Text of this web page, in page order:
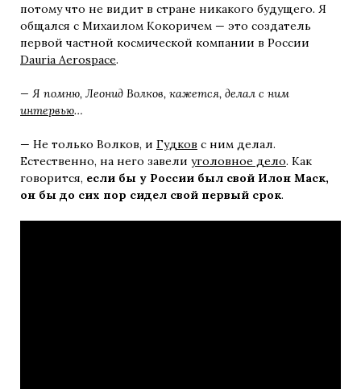
потому что не видит в стране никакого будущего. Я
общался с Михаилом Кокоричем — это создатель
первой частной космической компании в России
Dauria Aerospace.
— Я помню, Леонид Волков, кажется, делал с ним
интервью…
— Не только Волков, и Гудков с ним делал.
Естественно, на него завели уголовное дело. Как
говорится, если бы у России был свой Илон Маск,
он бы до сих пор сидел свой первый срок.